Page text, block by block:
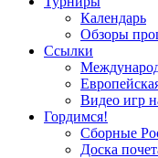
Календарь
Обзоры
Ссылки
Видео игр
Гордимся!
Сборные
Доска